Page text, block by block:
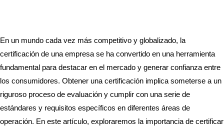
En un mundo cada vez más competitivo y globalizado, la
certificación de una empresa se ha convertido en una herramienta
fundamental para destacar en el mercado y generar confianza entre
los consumidores. Obtener una certificación implica someterse a un
riguroso proceso de evaluación y cumplir con una serie de
estándares y requisitos específicos en diferentes áreas de
operación. En este artículo, exploraremos la importancia de certificar